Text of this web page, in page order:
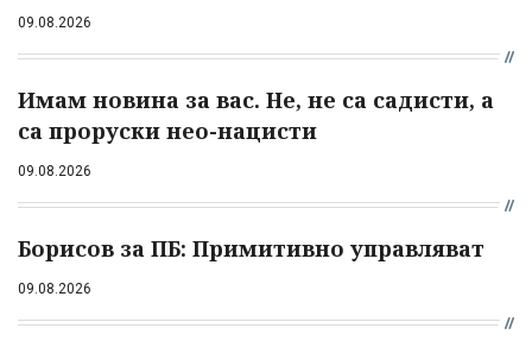
09.08.2026
Имам новина за вас. Не, не са садисти, а
са проруски нео-нацисти
09.08.2026
Борисов за ПБ: Примитивно управляват
09.08.2026